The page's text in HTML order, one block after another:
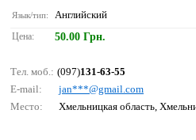
Язык/тип: Английский
Цена: 50.00 Грн.
Тел. моб.: (097)131-63-55
E-mail:
jаn***@gmаil.соm
Место:
Хмельницкая область,